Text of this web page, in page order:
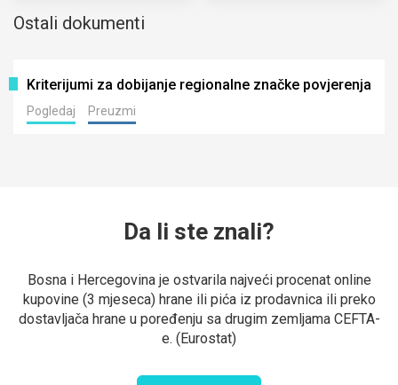
Ostali dokumenti
Kriterijumi za dobijanje regionalne značke povjerenja
Pogledaj Preuzmi
Da li ste znali?
Bosna i Hercegovina je ostvarila najveći procenat online
kupovine (3 mjeseca) hrane ili pića iz prodavnica ili preko
dostavljača hrane u poređenju sa drugim zemljama CEFTA-
e. (Eurostat)